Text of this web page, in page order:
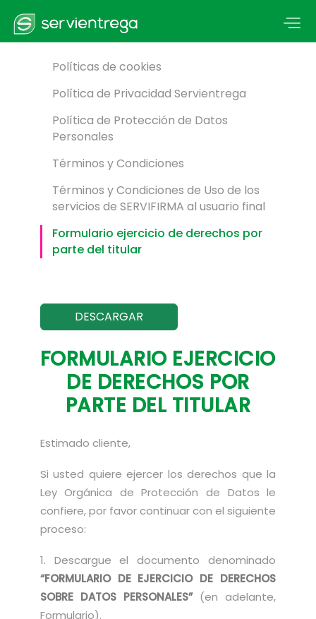
Políticas de cookies
Política de Privacidad Servientrega
Política de Protección de Datos
Personales
Términos y Condiciones
Términos y Condiciones de Uso de los
servicios de SERVIFIRMA al usuario final
Formulario ejercicio de derechos por
parte del titular
DESCARGAR
FORMULARIO EJERCICIO
DE DERECHOS POR
PARTE DEL TITULAR
Estimado cliente,
Si usted quiere ejercer los derechos que la
Ley Orgánica de Protección de Datos le
confiere, por favor continuar con el siguiente
proceso:
1. Descargue el documento denominado
“FORMULARIO DE EJERCICIO DE DERECHOS
SOBRE DATOS PERSONALES”(en adelante,
Formulario).